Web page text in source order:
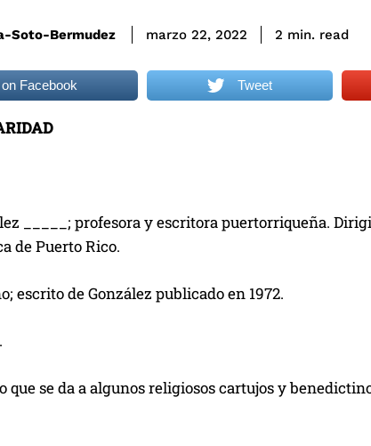
Soto-Bermudez marzo 22, 2022 2 min. read
Facebook Tweet
_____; profesora y escritora puertorriqueña.
de Puerto Rico.
escrito de González publicado en 1972.
se da a algunos religiosos cartujos y